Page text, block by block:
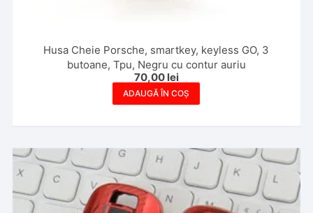
Husa Cheie Porsche, smartkey, keyless GO, 3
butoane, Tpu, Negru cu contur auriu
70,00 lei
ADAUGĂ ÎN COȘ